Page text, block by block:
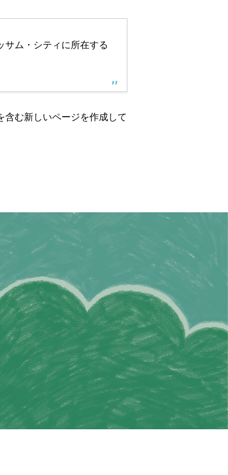
サム・シティに所在する
含む新しいページを作成して